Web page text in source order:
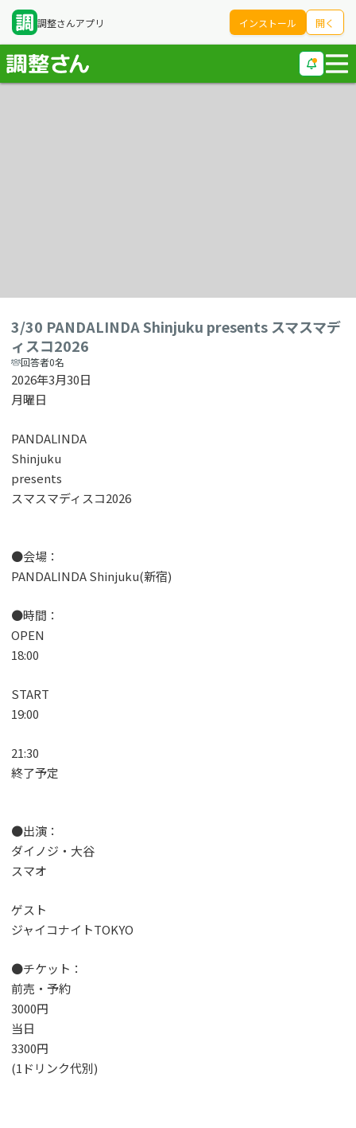
調整さんアプリ インストール 開く
3/30 PANDALINDA Shinjuku presents スマスマデ
ィスコ2026
回答者0名
️2026年3月30日
月曜日
PANDALINDA
Shinjuku
presents
スマスマディスコ2026
●会場：
PANDALINDA Shinjuku(新宿)
●時間：
OPEN
18:00
START
19:00
21:30
終了予定
●出演：
ダイノジ・大谷
スマオ
ゲスト
ジャイコナイトTOKYO
●チケット：
前売・予約
3000円
当日
3300円
(1ドリンク代別)